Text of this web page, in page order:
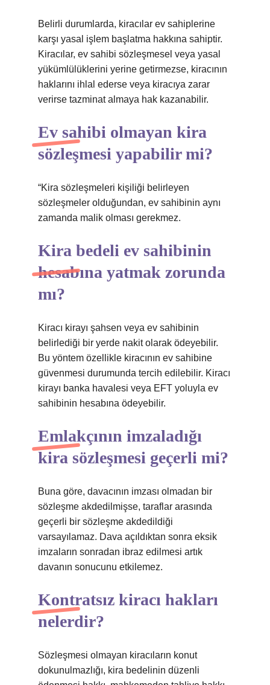
Belirli durumlarda, kiracılar ev sahiplerine
karşı yasal işlem başlatma hakkına sahiptir.
Kiracılar, ev sahibi sözleşmesel veya yasal
yükümlülüklerini yerine getirmezse, kiracının
haklarını ihlal ederse veya kiracıya zarar
verirse tazminat almaya hak kazanabilir.
Ev sahibi olmayan kira
sözleşmesi yapabilir mi?
“Kira sözleşmeleri kişiliği belirleyen
sözleşmeler olduğundan, ev sahibinin aynı
zamanda malik olması gerekmez.
Kira bedeli ev sahibinin
hesabına yatmak zorunda
mı?
Kiracı kirayı şahsen veya ev sahibinin
belirlediği bir yerde nakit olarak ödeyebilir.
Bu yöntem özellikle kiracının ev sahibine
güvenmesi durumunda tercih edilebilir. Kiracı
kirayı banka havalesi veya EFT yoluyla ev
sahibinin hesabına ödeyebilir.
Emlakçının imzaladığı
kira sözleşmesi geçerli mi?
Buna göre, davacının imzası olmadan bir
sözleşme akdedilmişse, taraflar arasında
geçerli bir sözleşme akdedildiği
varsayılamaz. Dava açıldıktan sonra eksik
imzaların sonradan ibraz edilmesi artık
davanın sonucunu etkilemez.
Kontratsız kiracı hakları
nelerdir?
Sözleşmesi olmayan kiracıların konut
dokunulmazlığı, kira bedelinin düzenli